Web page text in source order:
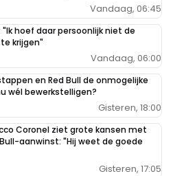
Vandaag, 06:45
hoef daar persoonlijk niet de
krijgen"
Vandaag, 06:00
en Red Bull de onmogelijke
wél bewerkstelligen?
Gisteren, 18:00
Coronel ziet grote kansen met
aanwinst: "Hij weet de goede
Gisteren, 17:05